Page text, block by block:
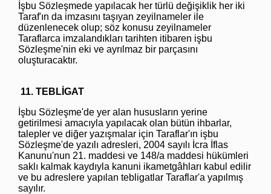
İşbu Sözleşmede yapılacak her türlü değişiklik her iki
Taraf'ın da imzasını taşıyan zeyilnameler ile
düzenlenecek olup; söz konusu zeyilnameler
Taraflarca imzalandıkları tarihten itibaren işbu
Sözleşme'nin eki ve ayrılmaz bir parçasını
oluşturacaktır.
11. TEBLİGAT
İşbu Sözleşme'de yer alan hususların yerine
getirilmesi amacıyla yapılacak olan bütün ihbarlar,
talepler ve diğer yazışmalar için Taraflar'ın işbu
Sözleşme'de yazılı adresleri, 2004 sayılı İcra İflas
Kanunu'nun 21. maddesi ve 148/a maddesi hükümleri
saklı kalmak kaydıyla kanuni ikametgâhları kabul edilir
ve bu adreslere yapılan tebligatlar Taraflar'a yapılmış
sayılır.